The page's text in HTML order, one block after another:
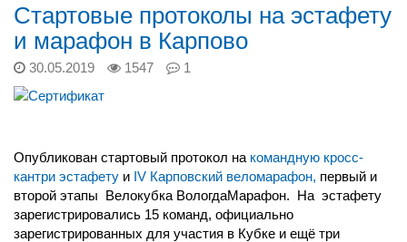
Стартовые протоколы на эстафету
и марафон в Карпово
30.05.2019 1547 1
Опубликован стартовый протокол на командную кросс-
кантри эстафету и IV Карповский веломарафон, первый и
второй этапы Велокубка ВологдаМарафон. На эстафету
зарегистрировались 15 команд, официально
зарегистрированных для участия в Кубке и ещё три